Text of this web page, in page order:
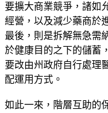
要擴大商業競爭，諸如
經營，以及減少藥商於
最後，則是拆解無急需
於健康目的之下的儲蓄
要改由州政府自行處理
配運用方式。
如此一來，階層互助的